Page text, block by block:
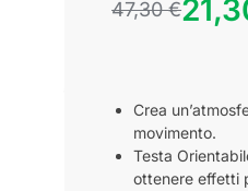
47,30€
Crea
movimento.
Testa
ottenere effetti